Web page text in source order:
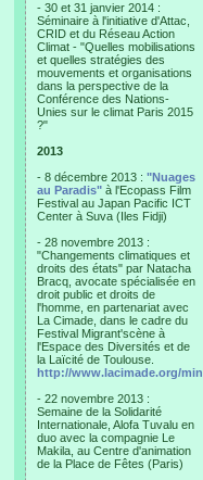
- 30 et 31 janvier 2014 :
Séminaire à l'initiative d'Attac,
CRID et du Réseau Action
Climat - "Quelles mobilisations
et quelles stratégies des
mouvements et organisations
dans la perspective de la
Conférence des Nations-
Unies sur le climat Paris 2015
?"
2013
- 8 décembre 2013 : "Nuages
au Paradis" à l'Ecopass Film
Festival au Japan Pacific ICT
Center à Suva (Iles Fidji)
- 28 novembre 2013 :
"Changements climatiques et
droits des états" par Natacha
Bracq, avocate spécialisée en
droit public et droits de
l'homme, en partenariat avec
La Cimade, dans le cadre du
Festival Migrant'scène à
l'Espace des Diversités et de
la Laïcité de Toulouse.
http://www.lacimade.org/
- 22 novembre 2013 :
Semaine de la Solidarité
Internationale, Alofa Tuvalu en
duo avec la compagnie Le
Makila, au Centre d'animation
de la Place de Fêtes (Paris)